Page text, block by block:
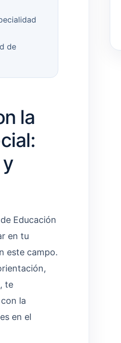
de
la
Educación
en tu
este campo.
te
la
en el